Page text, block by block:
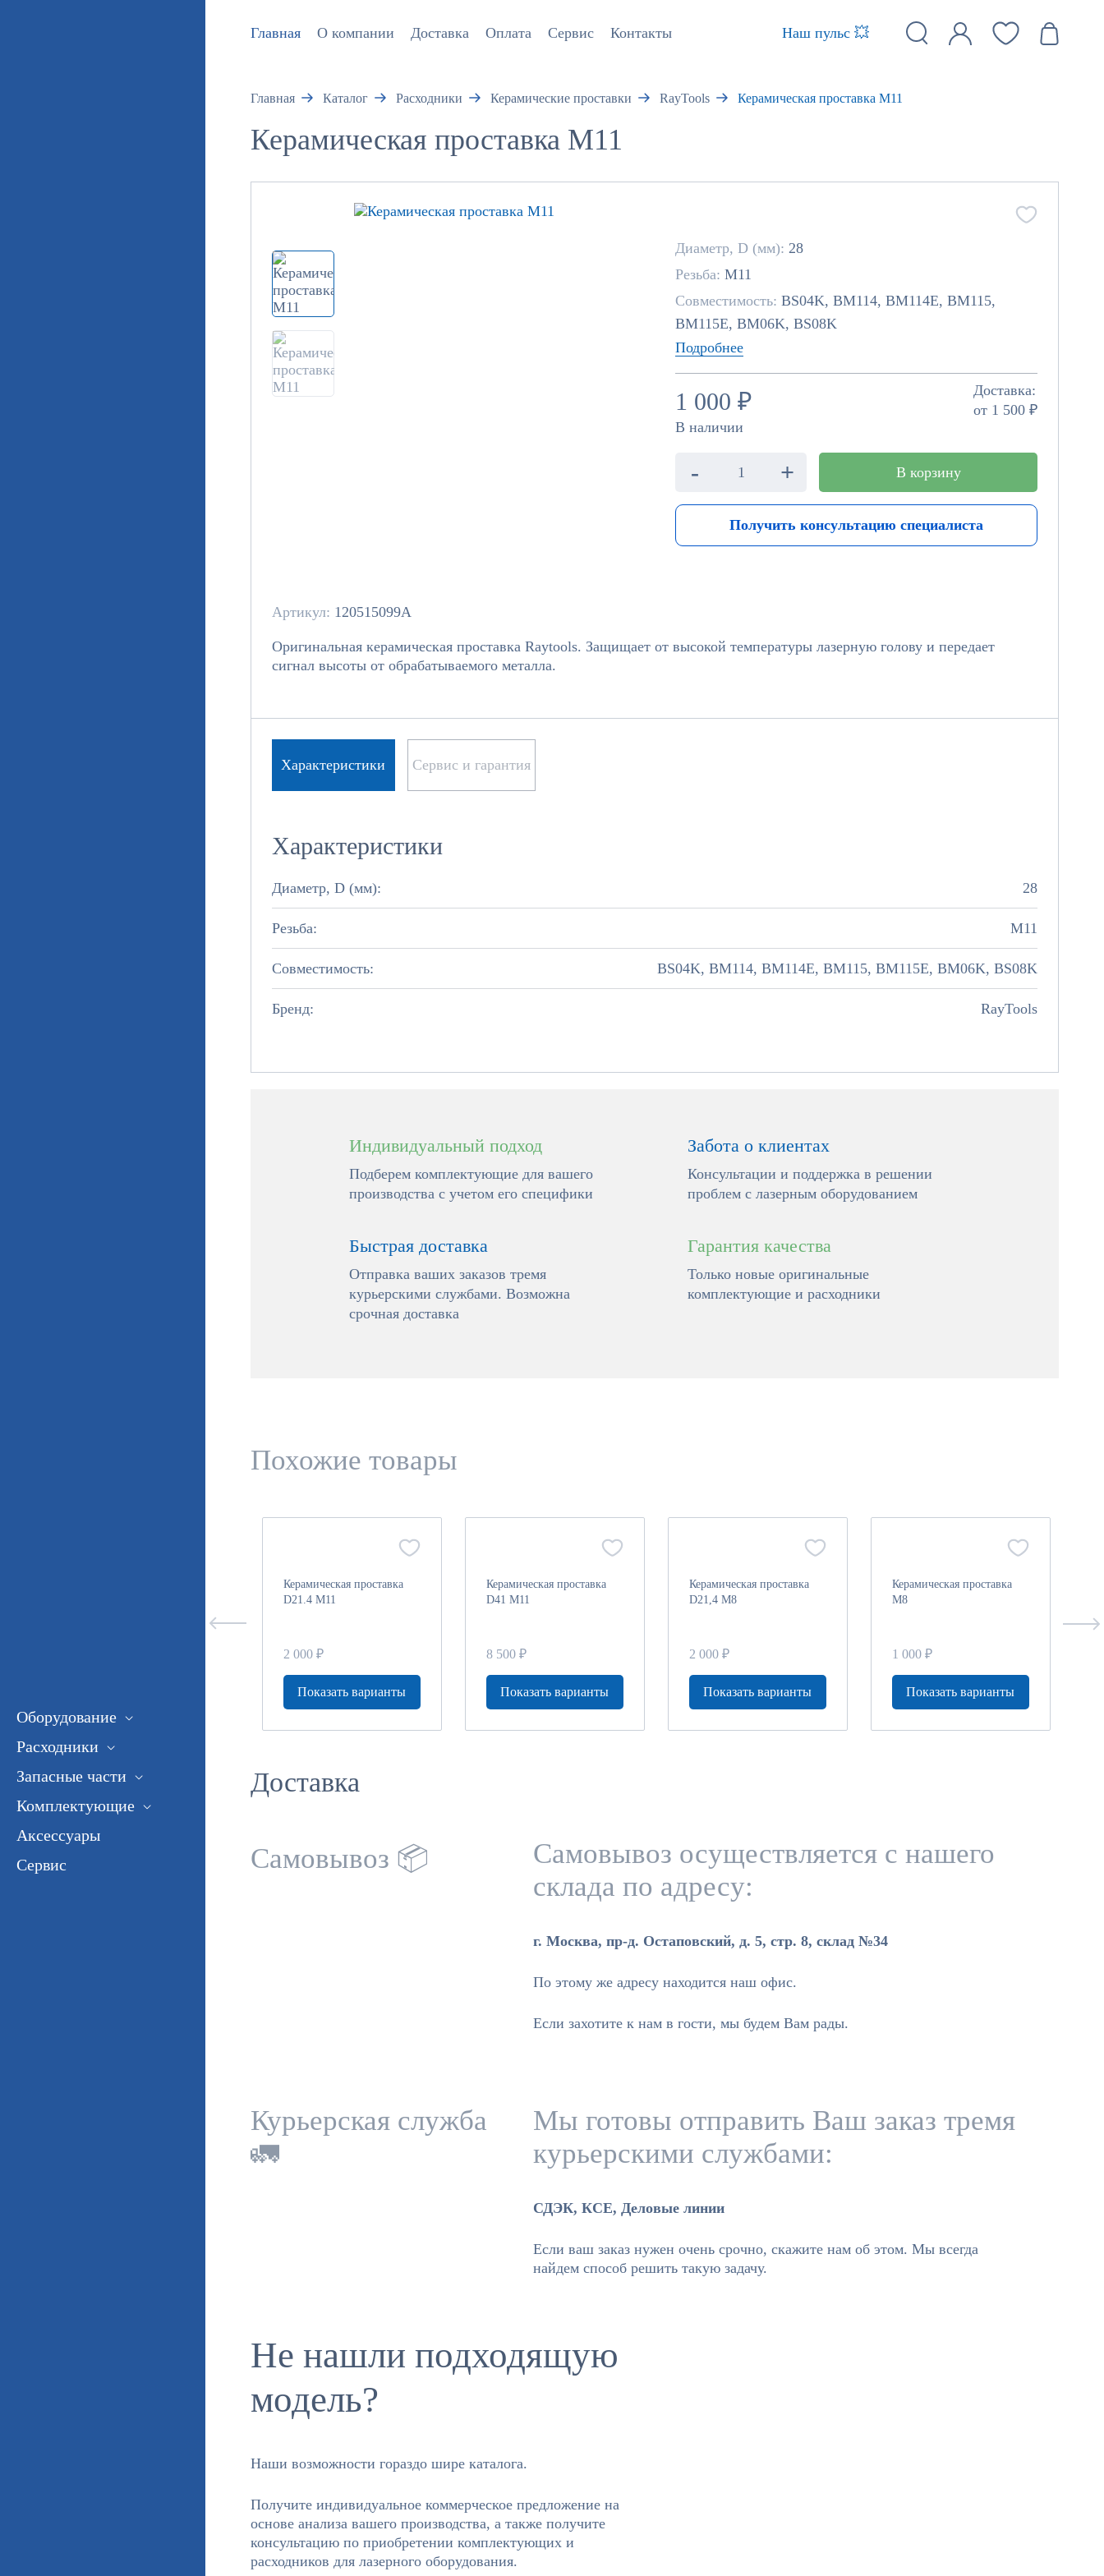
Оборудование
Расходники
Запасные части
Комплектующие
Аксессуары
Сервис
Главная О компании Доставка Оплата Сервис Контакты Наш пульс 💥
Главная Каталог Расходники Керамические проставки RayTools Керамическая проставка M11
Керамическая проставка M11
Диаметр, D (мм): 28
Резьба: M11
Совместимость: BS04K, BM114, BM114E, BM115,
BM115E, BM06K, BS08K
Подробнее
1 000 ₽
Доставка:
от 1 500 ₽
В наличии
- + В корзину
Получить консультацию специалиста
Артикул: 120515099A
Оригинальная керамическая проставка Raytools. Защищает от высокой температуры лазерную голову и передает
сигнал высоты от обрабатываемого металла.
Характеристики Сервис и гарантия
Характеристики
Диаметр, D (мм): 28
Резьба: M11
Совместимость: BS04K, BM114, BM114E, BM115, BM115E, BM06K, BS08K
Бренд: RayTools
Индивидуальный подход
Подберем комплектующие для вашего
производства с учетом его специфики
Забота о клиентах
Консультации и поддержка в решении
проблем с лазерным оборудованием
Быстрая доставка
Отправка ваших заказов тремя
курьерскими службами. Возможна
срочная доставка
Гарантия качества
Только новые оригинальные
комплектующие и расходники
Похожие товары
Керамическая проставка
D21.4 M11
2 000 ₽
Показать варианты
Керамическая проставка
D41 M11
8 500 ₽
Показать варианты
Керамическая проставка
D21,4 M8
2 000 ₽
Показать варианты
Керамическая проставка
M8
1 000 ₽
Показать варианты
Доставка
Самовывоз 📦
Самовывоз осуществляется с нашего
склада по адресу:
г. Москва, пр-д. Остаповский, д. 5, стр. 8, склад №34
По этому же адресу находится наш офис.
Если захотите к нам в гости, мы будем Вам рады.
Курьерская служба
🚛
Мы готовы отправить Ваш заказ тремя
курьерскими службами:
СДЭК, КСЕ, Деловые линии
Если ваш заказ нужен очень срочно, скажите нам об этом. Мы всегда
найдем способ решить такую задачу.
Не нашли подходящую
модель?
Наши возможности гораздо шире каталога.
Получите индивидуальное коммерческое предложение на
основе анализа вашего производства, а также получите
консультацию по приобретении комплектующих и
расходников для лазерного оборудования.